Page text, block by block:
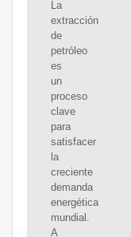
La
extracción
de
petróleo
es
un
proceso
clave
para
satisfacer
la
creciente
demanda
energética
mundial.
A